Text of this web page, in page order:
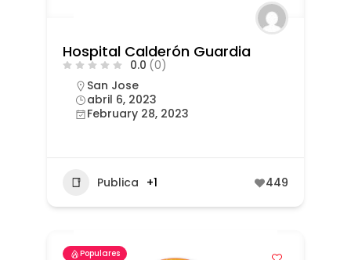
Hospital Calderón Guardia
0.0 (0)
San Jose
abril 6, 2023
February 28, 2023
Publica +1 449
Populares